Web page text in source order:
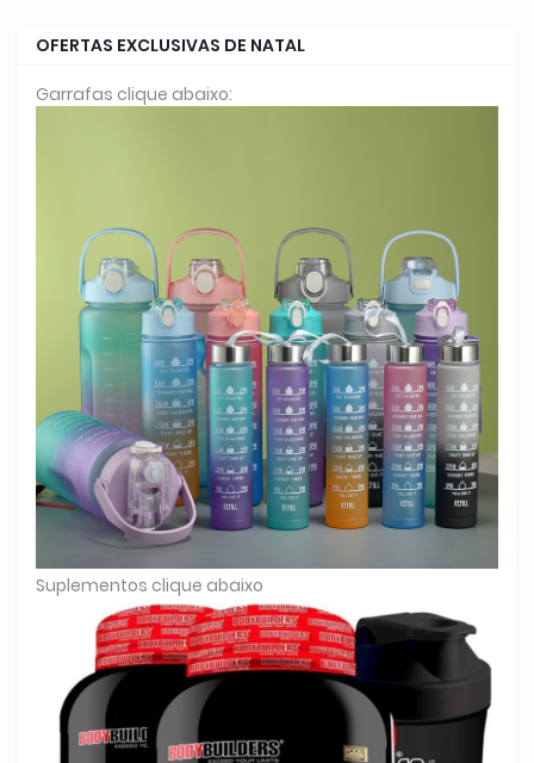
OFERTAS EXCLUSIVAS DE NATAL
Garrafas clique abaixo:
Suplementos clique abaixo